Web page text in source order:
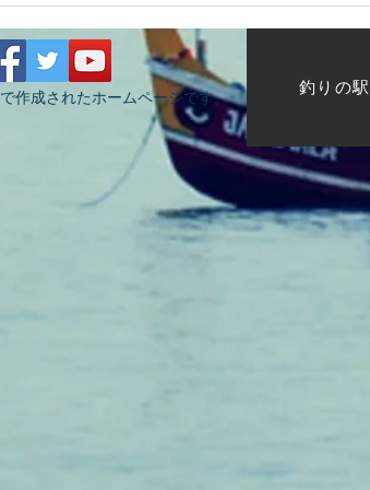
HugeKillerDr.K
で作成されたホームページです。 釣りの駅